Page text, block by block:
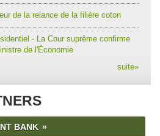
de la relance de la filière coton
- La Cour suprême confirme
de l'Économie
suite»
BANK